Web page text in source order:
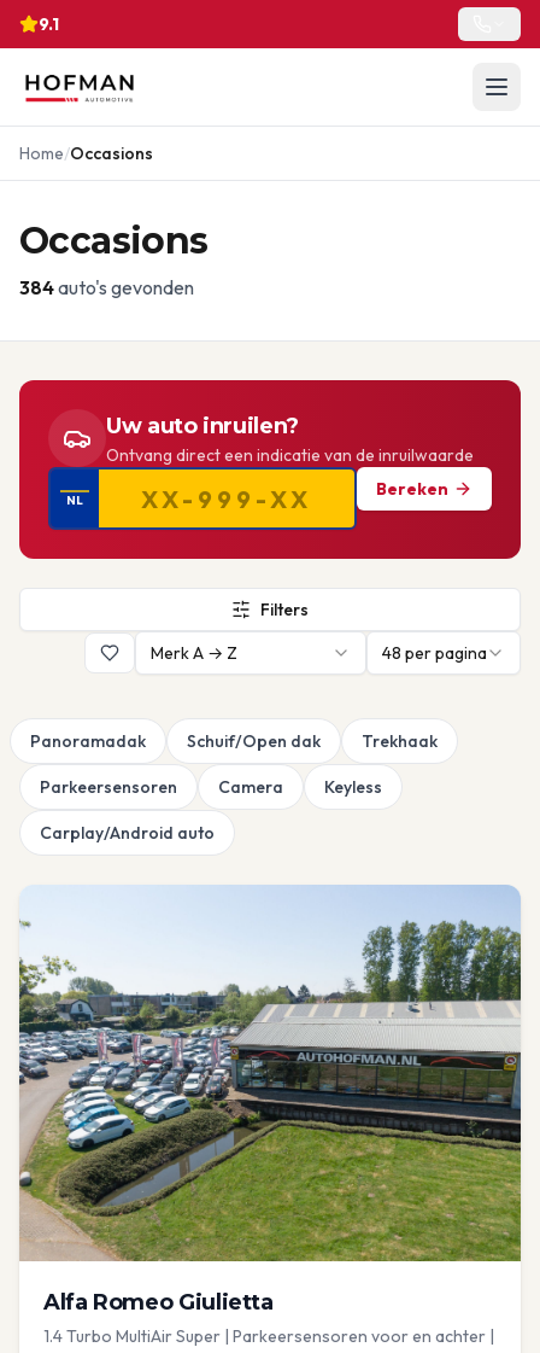
9.1
Home/Occasions
Occasions
384auto's gevonden
Uw auto inruilen?
Ontvang direct een indicatie van de inruilwaarde
NL
Bereken
Filters
Merk A → Z
48 per pagina
Panoramadak Schuif/Open dak Trekhaak
Parkeersensoren Camera Keyless
Carplay/Android auto
Alfa Romeo Giulietta
1.4 Turbo MultiAir Super | Parkeersensoren voor en achter |